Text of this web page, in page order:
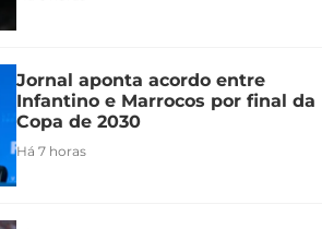
Jornal aponta acordo entre
Infantino e Marrocos por final da
Copa de 2030
Há 7 horas